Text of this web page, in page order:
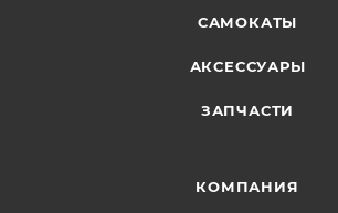
САМОКАТЫ
АКСЕССУАРЫ
ЗАПЧАСТИ
КОМПАНИЯ